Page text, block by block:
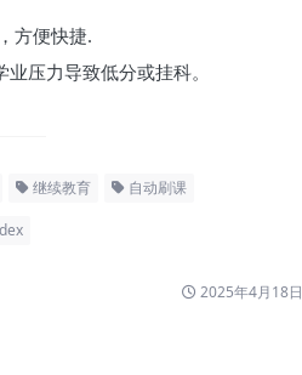
方便快捷.
压力导致低分或挂科。
继续教育 自动刷课
2025年4月18日